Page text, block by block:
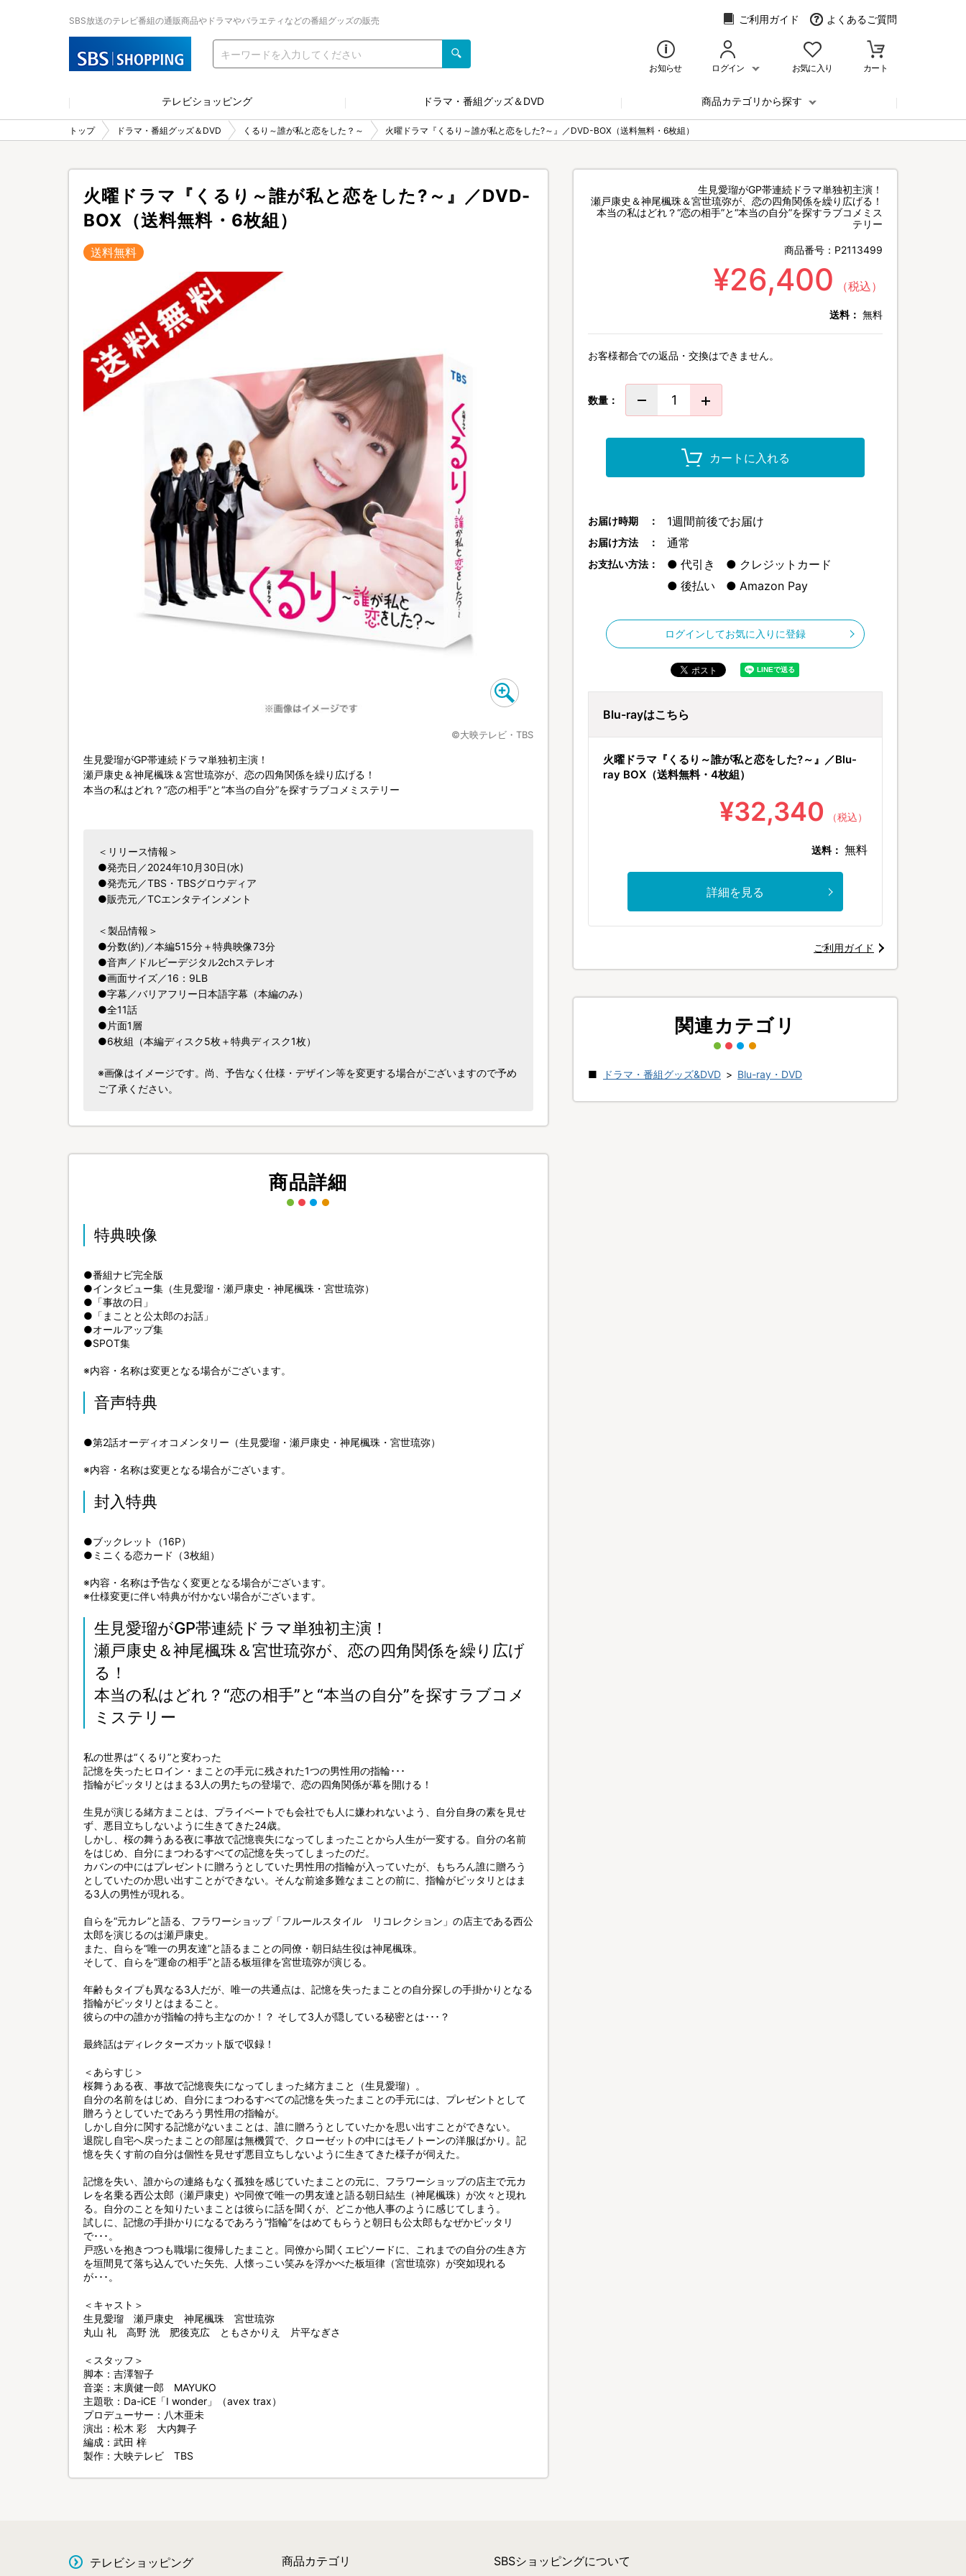
SBS放送のテレビ番組の通販商品やドラマやバラエティなどの番組グッズの販売 ご利用ガイド よくあるご質問
お知らせ ログイン お気に入り カート
テレビショッピング ドラマ・番組グッズ＆DVD 商品カテゴリから探す
トップ ドラマ・番組グッズ＆DVD くるり～誰が私と恋をした？～ 火曜ドラマ『くるり～誰が私と恋をした?～』／DVD-BOX（送料無料・6枚組）
火曜ドラマ『くるり～誰が私と恋をした?～』／DVD-
BOX（送料無料・6枚組）
送料無料
©大映テレビ・TBS
生見愛瑠がGP帯連続ドラマ単独初主演！
瀬戸康史＆神尾楓珠＆宮世琉弥が、恋の四角関係を繰り広げる！
本当の私はどれ？“恋の相手”と“本当の自分”を探すラブコメミステリー
＜リリース情報＞
●発売日／2024年10月30日(水)
●発売元／TBS・TBSグロウディア
●販売元／TCエンタテインメント
＜製品情報＞
●分数(約)／本編515分＋特典映像73分
●音声／ドルビーデジタル2chステレオ
●画面サイズ／16：9LB
●字幕／バリアフリー日本語字幕（本編のみ）
●全11話
●片面1層
●6枚組（本編ディスク5枚＋特典ディスク1枚）
※画像はイメージです。尚、予告なく仕様・デザイン等を変更する場合がございますので予め
ご了承ください。
商品詳細
特典映像
●番組ナビ完全版
●インタビュー集（生見愛瑠・瀬戸康史・神尾楓珠・宮世琉弥）
●「事故の日」
●「まことと公太郎のお話」
●オールアップ集
●SPOT集
※内容・名称は変更となる場合がございます。
音声特典
●第2話オーディオコメンタリー（生見愛瑠・瀬戸康史・神尾楓珠・宮世琉弥）
※内容・名称は変更となる場合がございます。
封入特典
●ブックレット（16P）
●ミニくる恋カード（3枚組）
※内容・名称は予告なく変更となる場合がございます。
※仕様変更に伴い特典が付かない場合がございます。
生見愛瑠がGP帯連続ドラマ単独初主演！
瀬戸康史＆神尾楓珠＆宮世琉弥が、恋の四角関係を繰り広げ
る！
本当の私はどれ？“恋の相手”と“本当の自分”を探すラブコメ
ミステリー
私の世界は“くるり”と変わった
記憶を失ったヒロイン・まことの手元に残された1つの男性用の指輪･･･
指輪がピッタリとはまる3人の男たちの登場で、恋の四角関係が幕を開ける！
生見が演じる緒方まことは、プライベートでも会社でも人に嫌われないよう、自分自身の素を見せ
ず、悪目立ちしないように生きてきた24歳。
しかし、桜の舞うある夜に事故で記憶喪失になってしまったことから人生が一変する。自分の名前
をはじめ、自分にまつわるすべての記憶を失ってしまったのだ。
カバンの中にはプレゼントに贈ろうとしていた男性用の指輪が入っていたが、もちろん誰に贈ろう
としていたのか思い出すことができない。そんな前途多難なまことの前に、指輪がピッタリとはま
る3人の男性が現れる。
自らを“元カレ”と語る、フラワーショップ「フルールスタイル リコレクション」の店主である西公
太郎を演じるのは瀬戸康史。
また、自らを“唯一の男友達”と語るまことの同僚・朝日結生役は神尾楓珠。
そして、自らを“運命の相手”と語る板垣律を宮世琉弥が演じる。
年齢もタイプも異なる3人だが、唯一の共通点は、記憶を失ったまことの自分探しの手掛かりとなる
指輪がピッタリとはまること。
彼らの中の誰かが指輪の持ち主なのか！？ そして3人が隠している秘密とは･･･？
最終話はディレクターズカット版で収録！
＜あらすじ＞
桜舞うある夜、事故で記憶喪失になってしまった緒方まこと（生見愛瑠）。
自分の名前をはじめ、自分にまつわるすべての記憶を失ったまことの手元には、プレゼントとして
贈ろうとしていたであろう男性用の指輪が。
しかし自分に関する記憶がないまことは、誰に贈ろうとしていたかを思い出すことができない。
退院し自宅へ戻ったまことの部屋は無機質で、クローゼットの中にはモノトーンの洋服ばかり。記
憶を失くす前の自分は個性を見せず悪目立ちしないように生きてきた様子が伺えた。
記憶を失い、誰からの連絡もなく孤独を感じていたまことの元に、フラワーショップの店主で元カ
レを名乗る西公太郎（瀬戸康史）や同僚で唯一の男友達と語る朝日結生（神尾楓珠）が次々と現れ
る。自分のことを知りたいまことは彼らに話を聞くが、どこか他人事のように感じてしまう。
試しに、記憶の手掛かりになるであろう“指輪”をはめてもらうと朝日も公太郎もなぜかピッタリ
で･･･。
戸惑いを抱きつつも職場に復帰したまこと。同僚から聞くエピソードに、これまでの自分の生き方
を垣間見て落ち込んでいた矢先、人懐っこい笑みを浮かべた板垣律（宮世琉弥）が突如現れる
が･･･。
＜キャスト＞
生見愛瑠 瀬戸康史 神尾楓珠 宮世琉弥
丸山 礼 高野 洸 肥後克広 ともさかりえ 片平なぎさ
＜スタッフ＞
脚本：吉澤智子
音楽：末廣健一郎 MAYUKO
主題歌：Da-iCE「I wonder」（avex trax）
プロデューサー：八木亜未
演出：松木 彩 大内舞子
編成：武田 梓
製作：大映テレビ TBS
生見愛瑠がGP帯連続ドラマ単独初主演！
瀬戸康史＆神尾楓珠＆宮世琉弥が、恋の四角関係を繰り広げる！
本当の私はどれ？“恋の相手”と“本当の自分”を探すラブコメミス
テリー
商品番号： P2113499
¥26,400 （税込）
送料： 無料
お客様都合での返品・交換はできません。
数量：
カートに入れる
お届け時期 ： 1週間前後でお届け
お届け方法 ： 通常
お支払い方法： 代引き
クレジットカード
後払い
Amazon Pay
ログインしてお気に入りに登録
Blu-rayはこちら
火曜ドラマ『くるり～誰が私と恋をした?～』／Blu-
ray BOX（送料無料・4枚組）
¥32,340 （税込）
送料： 無料
詳細を見る
ご利用ガイド
関連カテゴリ
ドラマ・番組グッズ&DVD > Blu-ray・DVD
テレビショッピング 商品カテゴリ SBSショッピングについて